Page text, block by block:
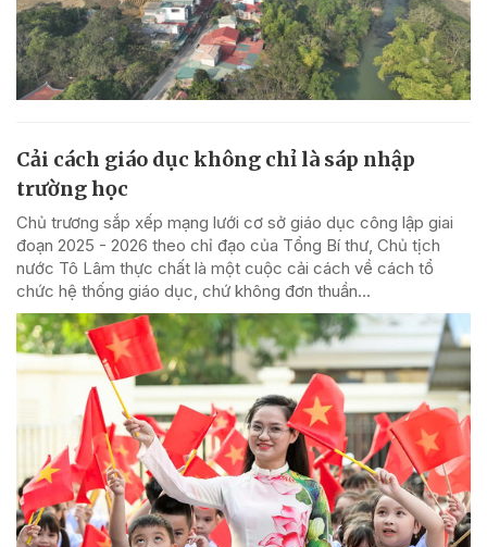
Cải cách giáo dục không chỉ là sáp nhập
trường học
Chủ trương sắp xếp mạng lưới cơ sở giáo dục công lập giai
đoạn 2025 - 2026 theo chỉ đạo của Tổng Bí thư, Chủ tịch
nước Tô Lâm thực chất là một cuộc cải cách về cách tổ
chức hệ thống giáo dục, chứ không đơn thuần...